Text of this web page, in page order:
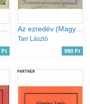
Ft
Az ezredév (Magyar tallózó)
Tarr László
990 Ft
PARTNER